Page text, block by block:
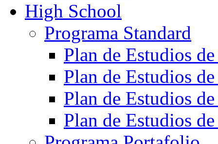
High School
Programa Standard
Plan de Estudios de
Plan de Estudios de
Plan de Estudios de
Plan de Estudios de